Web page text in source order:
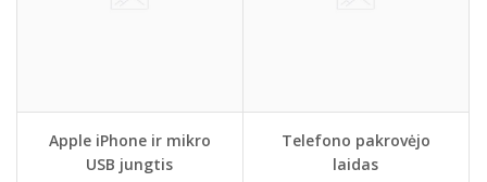
Apple iPhone ir mikro
USB jungtis
Telefono pakrovėjo
laidas